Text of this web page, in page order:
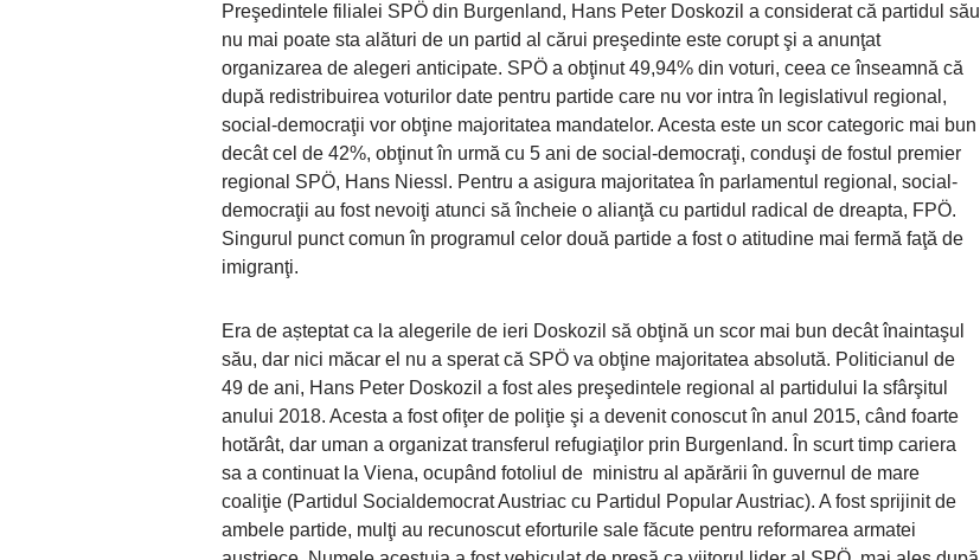
Preşedintele filialei SPÖ din Burgenland, Hans Peter Doskozil a considerat că partidul său
nu mai poate sta alături de un partid al cărui preşedinte este corupt şi a anunţat
organizarea de alegeri anticipate. SPÖ a obţinut 49,94% din voturi, ceea ce înseamnă că
după redistribuirea voturilor date pentru partide care nu vor intra în legislativul regional,
social-democraţii vor obţine majoritatea mandatelor. Acesta este un scor categoric mai bun
decât cel de 42%, obţinut în urmă cu 5 ani de social-democraţi, conduşi de fostul premier
regional SPÖ, Hans Niessl. Pentru a asigura majoritatea în parlamentul regional, social-
democraţii au fost nevoiţi atunci să încheie o alianţă cu partidul radical de dreapta, FPÖ.
Singurul punct comun în programul celor două partide a fost o atitudine mai fermă faţă de
imigranţi.
Era de așteptat ca la alegerile de ieri Doskozil să obţină un scor mai bun decât înaintaşul
său, dar nici măcar el nu a sperat că SPÖ va obţine majoritatea absolută. Politicianul de
49 de ani, Hans Peter Doskozil a fost ales preşedintele regional al partidului la sfârşitul
anului 2018. Acesta a fost ofiţer de poliţie şi a devenit conoscut în anul 2015, când foarte
hotărât, dar uman a organizat transferul refugiaţilor prin Burgenland. În scurt timp cariera
sa a continuat la Viena, ocupând fotoliul de ministru al apărării în guvernul de mare
coaliţie (Partidul Socialdemocrat Austriac cu Partidul Popular Austriac). A fost sprijinit de
ambele partide, mulţi au recunoscut eforturile sale făcute pentru reformarea armatei